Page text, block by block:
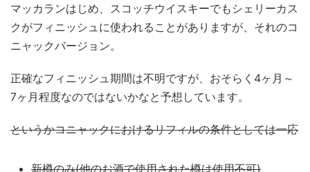
マッカランはじめ、スコッチウイスキーでもシェリーカス
クがフィニッシュに使われることがありますが、それのコ
ニャックバージョン。
正確なフィニッシュ期間は不明ですが、おそらく4ヶ月～
7ヶ月程度なのではないかなと予想しています。
というかコニャックにおけるリフィルの条件としては一応
新樽のみ(他のお酒で使用された樽は使用不可)